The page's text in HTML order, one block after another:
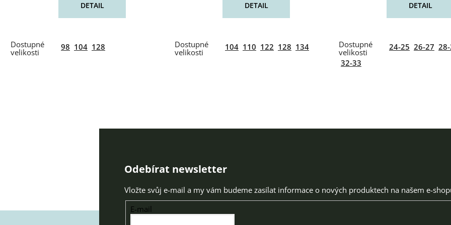
DETAIL
98 104 128
DETAIL
104 110 122 128 134
DETAIL
24-25 26-27
32-33
Odebírat newsletter
Vložte svůj e-mail a my vám budeme zasílat informace o nových produktech na našem e-
E-mail